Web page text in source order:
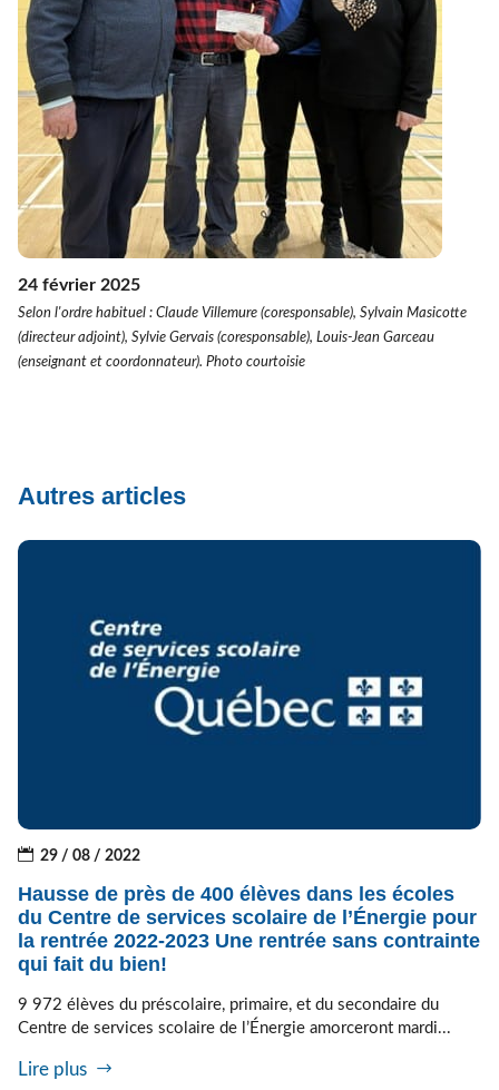
24 février 2025
Selon l'ordre habituel : Claude Villemure (coresponsable), Sylvain Masicotte
(directeur adjoint), Sylvie Gervais (coresponsable), Louis-Jean Garceau
(enseignant et coordonnateur). Photo courtoisie
Autres articles
29 / 08 / 2022
Hausse de près de 400 élèves dans les écoles
du Centre de services scolaire de l’Énergie pour
la rentrée 2022-2023 Une rentrée sans contrainte
qui fait du bien!
9 972 élèves du préscolaire, primaire, et du secondaire du
Centre de services scolaire de l’Énergie amorceront mardi...
Lire plus